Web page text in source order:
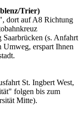
Trier)
dort auf A8 Richtung
(s. Anfahrt
Umweg, erspart Ihnen
St. Ingbert West,
folgen bis zum
Mitte).